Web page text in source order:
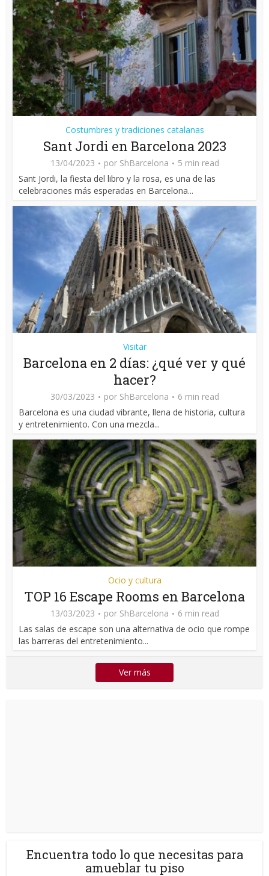
Costumbres y tradiciones catalanas
Sant Jordi en Barcelona 2023
13/04/2023 por ShBarcelona
5 min read
Sant Jordi, la fiesta del libro y la rosa, es una de las
celebraciones más esperadas en Barcelona...
Visitar
Barcelona en 2 días: ¿qué ver y qué
hacer?
30/03/2023 por ShBarcelona
6 min read
Barcelona es una ciudad vibrante, llena de historia, cultura
y entretenimiento. Con una mezcla...
Ocio y cultura
TOP 16 Escape Rooms en Barcelona
13/03/2023 por ShBarcelona
6 min read
Las salas de escape son una alternativa de ocio que rompe
las barreras del entretenimiento...
Ver más
Encuentra todo lo que necesitas para
amueblar tu piso